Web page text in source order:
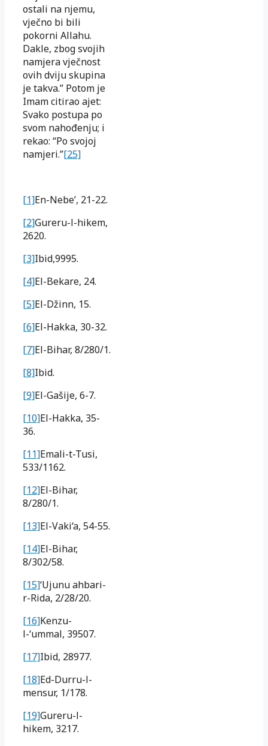
ostali na njemu,
vječno bi bili
pokorni Allahu.
Dakle, zbog svojih
namjera vječnost
ovih dviju skupina
je takva.” Potom je
Imam citirao ajet:
Svako postupa po
svom nahođenju; i
rekao: “Po svojoj
namjeri.”[25]
[1]En-Nebe’, 21-22.
[2]Gureru-l-hikem,
2620.
[3]Ibid,9995.
[4]El-Bekare, 24.
[5]El-Džinn, 15.
[6]El-Hakka, 30-32.
[7]El-Bihar, 8/280/1.
[8]Ibid.
[9]El-Gašije, 6-7.
[10]El-Hakka, 35-
36.
[11]Emali-t-Tusi,
533/1162.
[12]El-Bihar,
8/280/1.
[13]El-Vaki‘a, 54-55.
[14]El-Bihar,
8/302/58.
[15]‘Ujunu ahbari-
r-Rida, 2/28/20.
[16]Kenzu-
l-‘ummal, 39507.
[17]Ibid, 28977.
[18]Ed-Durru-l-
mensur, 1/178.
[19]Gureru-l-
hikem, 3217.